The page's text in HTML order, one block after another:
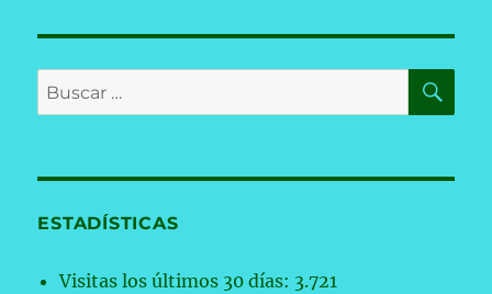
Buscar
por:
ESTADÍSTICAS
Visitas los últimos 30 días: 3.721